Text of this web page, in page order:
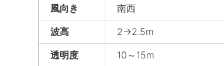
風向き
南西
波高
2→2.5m
透明度
10～15m